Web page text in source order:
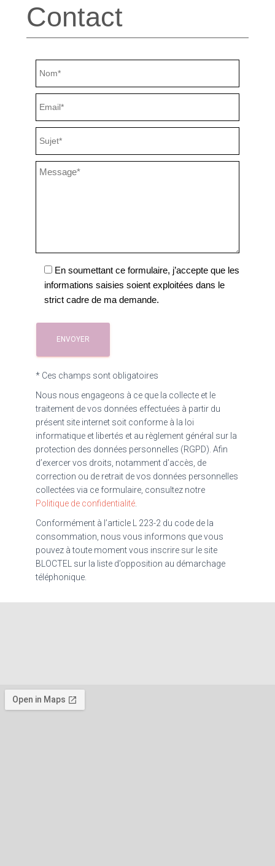
Contact
En soumettant ce formulaire, j’accepte que les
informations saisies soient exploitées dans le
strict cadre de ma demande.
* Ces champs sont obligatoires
Nous nous engageons à ce que la collecte et le
traitement de vos données effectuées à partir du
présent site internet soit conforme à la loi
informatique et libertés et au règlement général sur la
protection des données personnelles (RGPD). Afin
d’exercer vos droits, notamment d’accès, de
correction ou de retrait de vos données personnelles
collectées via ce formulaire, consultez notre
Politique de confidentialité.
Conformément à l’article L 223-2 du code de la
consommation, nous vous informons que vous
pouvez à toute moment vous inscrire sur le site
BLOCTEL sur la liste d’opposition au démarchage
téléphonique.